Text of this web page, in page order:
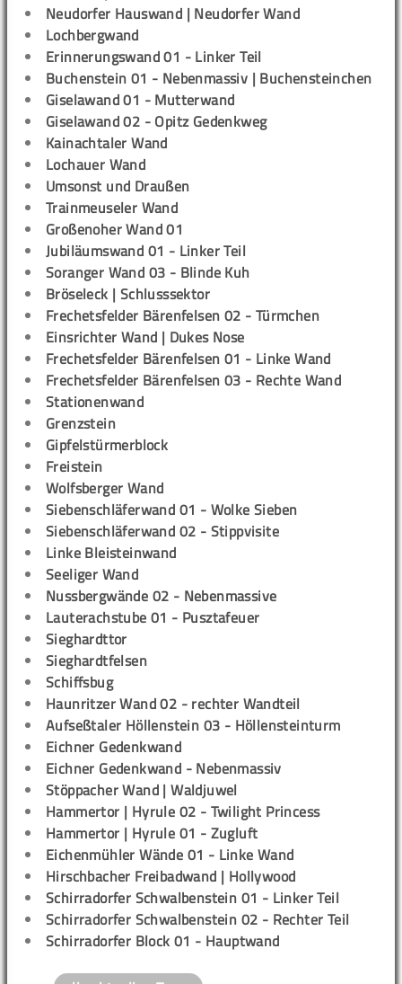
Neudorfer Hauswand | Neudorfer Wand
Lochbergwand
Erinnerungswand 01 - Linker Teil
Buchenstein 01 - Nebenmassiv | Buchensteinchen
Giselawand 01 - Mutterwand
Giselawand 02 - Opitz Gedenkweg
Kainachtaler Wand
Lochauer Wand
Umsonst und Draußen
Trainmeuseler Wand
Großenoher Wand 01
Jubiläumswand 01 - Linker Teil
Soranger Wand 03 - Blinde Kuh
Bröseleck | Schlusssektor
Frechetsfelder Bärenfelsen 02 - Türmchen
Einsrichter Wand | Dukes Nose
Frechetsfelder Bärenfelsen 01 - Linke Wand
Frechetsfelder Bärenfelsen 03 - Rechte Wand
Stationenwand
Grenzstein
Gipfelstürmerblock
Freistein
Wolfsberger Wand
Siebenschläferwand 01 - Wolke Sieben
Siebenschläferwand 02 - Stippvisite
Linke Bleisteinwand
Seeliger Wand
Nussbergwände 02 - Nebenmassive
Lauterachstube 01 - Pusztafeuer
Sieghardttor
Sieghardtfelsen
Schiffsbug
Haunritzer Wand 02 - rechter Wandteil
Aufseßtaler Höllenstein 03 - Höllensteinturm
Eichner Gedenkwand
Eichner Gedenkwand - Nebenmassiv
Stöppacher Wand | Waldjuwel
Hammertor | Hyrule 02 - Twilight Princess
Hammertor | Hyrule 01 - Zugluft
Eichenmühler Wände 01 - Linke Wand
Hirschbacher Freibadwand | Hollywood
Schirradorfer Schwalbenstein 01 - Linker Teil
Schirradorfer Schwalbenstein 02 - Rechter Teil
Schirradorfer Block 01 - Hauptwand